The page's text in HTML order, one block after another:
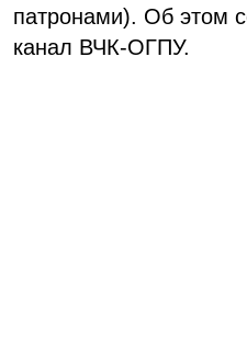
патронами). Об этом
канал ВЧК-ОГПУ.